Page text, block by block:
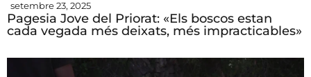
setembre 23, 2025
Pagesia Jove del Priorat: «Els boscos estan
cada vegada més deixats, més impracticables»